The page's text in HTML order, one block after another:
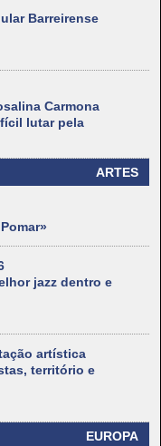
Barreirense
Carmona
lutar pela
ARTES
jazz dentro e
artística
território e
EUROPA